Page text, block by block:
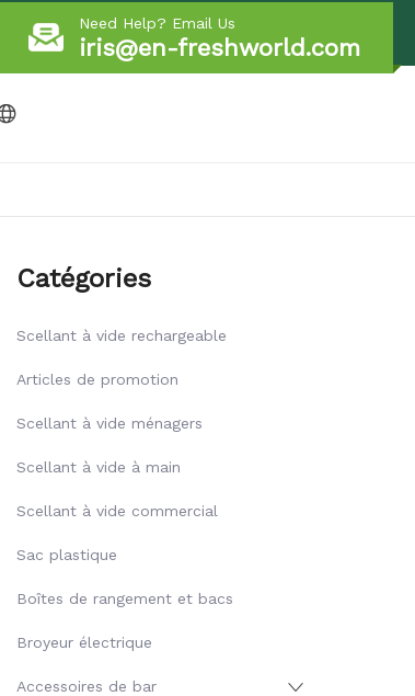
Need Help? Email Us
iris@en-freshworld.com
Catégories
Scellant à vide rechargeable
Articles de promotion
Scellant à vide ménagers
Scellant à vide à main
Scellant à vide commercial
Sac plastique
Boîtes de rangement et bacs
Broyeur électrique
Accessoires de bar